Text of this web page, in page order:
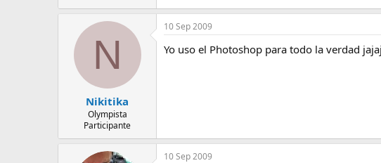
N
Nikitika
Olympista
Participante
10 Sep 2009
Yo uso el Photoshop para todo la verdad
10 Sep 2009